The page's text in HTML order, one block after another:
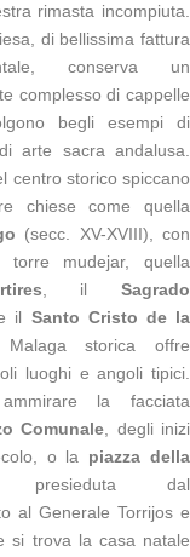
rimasta incompiuta.
di bellissima fattura
conserva un
complesso di cappelle
begli esempi di
arte sacra andalusa.
centro storico spiccano
chiese come quella
(secc. XV-XVIII), con
torre mudejar, quella
, ilSagrado
il Santo Cristo de la
Malaga storica offre
luoghi e angoli tipici.
la facciata
Comunale , degli inizi
o la piazza della
presieduta dal
al Generale Torrijos e
si trova la casa natale